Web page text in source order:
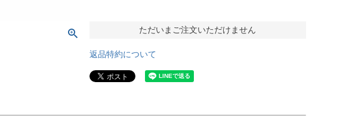
ただいまご注文いただけません
返品特約について